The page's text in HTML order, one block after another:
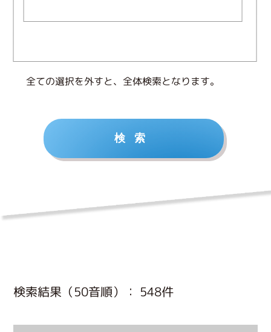
全ての選択を外すと、全体検索となります。
検索
検索結果（50音順）： 548件